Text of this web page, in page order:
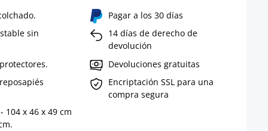
sin
104 x 46 x 49 cm
Pagar a los 30 días
14 días de derecho de
devolución
Devoluciones gratuitas
Encriptación SSL para una
compra segura